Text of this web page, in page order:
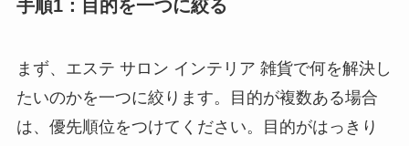
手順1：目的を一つに絞る
まず、エステ サロン インテリア 雑貨で何を解決し
たいのかを一つに絞ります。目的が複数ある場合
は、優先順位をつけてください。目的がはっきり